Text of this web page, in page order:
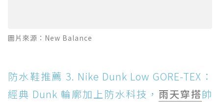
圖片來源：New Balance
防水鞋推薦 3. Nike Dunk Low GORE-TEX：
經典 Dunk 輪廓加上防水科技， 雨天穿搭帥